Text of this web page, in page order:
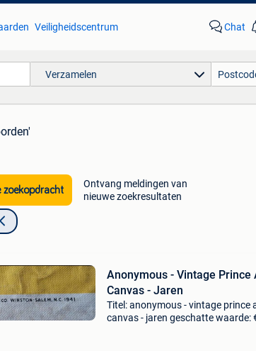
Veiligheidscentrum Chat
Verzamelen
zoekopdracht
Ontvang meldingen van
nieuwe zoekresultaten
Anonymous - Vintage Prince
Canvas - Jaren
Titel: anonymous - vintage prince
canvas - jaren geschatte waarde: